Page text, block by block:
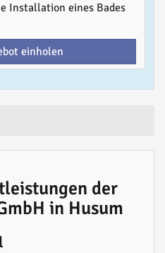
Installation eines Bades
einholen
der
in Husum